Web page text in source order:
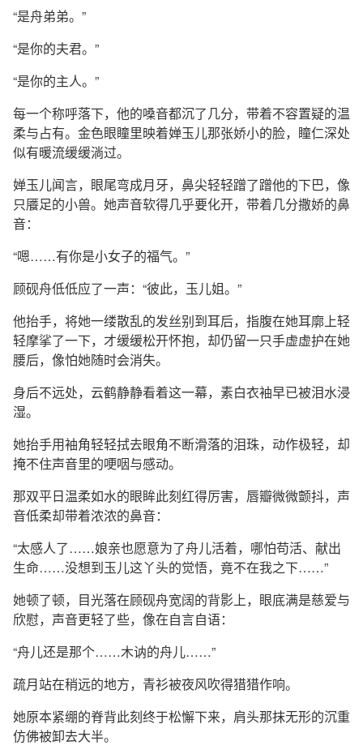
“是舟弟弟。”
“是你的夫君。”
“是你的主人。”
每一个称呼落下，他的嗓音都沉了几分，带着不容置疑的温
柔与占有。金色眼瞳里映着婵玉儿那张娇小的脸，瞳仁深处
似有暖流缓缓淌过。
婵玉儿闻言，眼尾弯成月牙，鼻尖轻轻蹭了蹭他的下巴，像
只餍足的小兽。她声音软得几乎要化开，带着几分撒娇的鼻
音：
“嗯……有你是小女子的福气。”
顾砚舟低低应了一声：“彼此，玉儿姐。”
他抬手，将她一缕散乱的发丝别到耳后，指腹在她耳廓上轻
轻摩挲了一下，才缓缓松开怀抱，却仍留一只手虚虚护在她
腰后，像怕她随时会消失。
身后不远处，云鹤静静看着这一幕，素白衣袖早已被泪水浸
湿。
她抬手用袖角轻轻拭去眼角不断滑落的泪珠，动作极轻，却
掩不住声音里的哽咽与感动。
那双平日温柔如水的眼眸此刻红得厉害，唇瓣微微颤抖，声
音低柔却带着浓浓的鼻音：
“太感人了……娘亲也愿意为了舟儿活着，哪怕苟活、献出
生命……没想到玉儿这丫头的觉悟，竟不在我之下……”
她顿了顿，目光落在顾砚舟宽阔的背影上，眼底满是慈爱与
欣慰，声音更轻了些，像在自言自语：
“舟儿还是那个……木讷的舟儿……”
疏月站在稍远的地方，青衫被夜风吹得猎猎作响。
她原本紧绷的脊背此刻终于松懈下来，肩头那抹无形的沉重
仿佛被卸去大半。